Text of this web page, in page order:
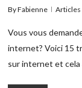
ByFabienne Articles
Vous vous
internet? Voici 15
sur internet et